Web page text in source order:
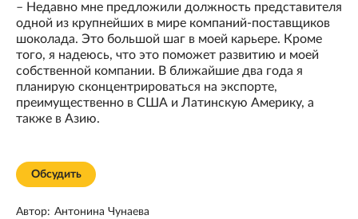
– Недавно мне предложили должность представителя
одной из крупнейших в мире компаний-поставщиков
шоколада. Это большой шаг в моей карьере. Кроме
того, я надеюсь, что это поможет развитию и моей
собственной компании. В ближайшие два года я
планирую сконцентрироваться на экспорте,
преимущественно в США и Латинскую Америку, а
также в Азию.
Обсудить
Автор: Антонина Чунаева